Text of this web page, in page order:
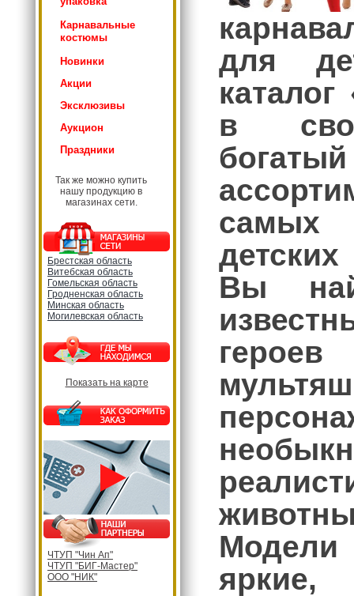
Карнавальные
костюмы
Новинки
Акции
Эксклюзивы
Аукцион
Праздники
Так же можно купить
нашу продукцию в
магазинах сети.
Брестская область
Витебская область
Гомельская область
Гродненская область
Минская область
Могилевская область
Показать на карте
ЧТУП "Чин Ап"
ЧТУП "БИГ-Мастер"
ООО "НИК"
для
в
богатый
Вы
Модели
яркие,